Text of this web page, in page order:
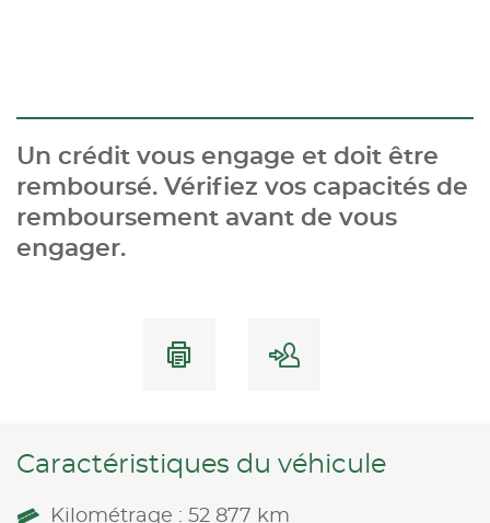
Un crédit vous engage et doit être
remboursé. Vérifiez vos capacités de
remboursement avant de vous
engager.
Caractéristiques du véhicule
Kilométrage : 52 877 km